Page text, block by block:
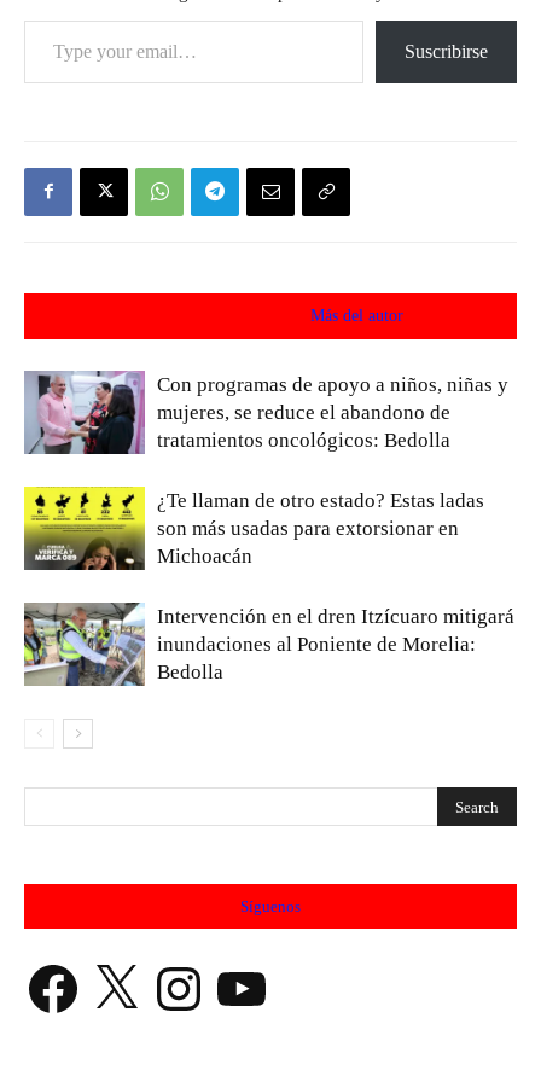
Type your email…
Suscribirse
Más del autor
Con programas de apoyo a niños, niñas y
mujeres, se reduce el abandono de
tratamientos oncológicos: Bedolla
¿Te llaman de otro estado? Estas ladas
son más usadas para extorsionar en
Michoacán
Intervención en el dren Itzícuaro mitigará
inundaciones al Poniente de Morelia:
Bedolla
Síguenos
Facebook X Instagram